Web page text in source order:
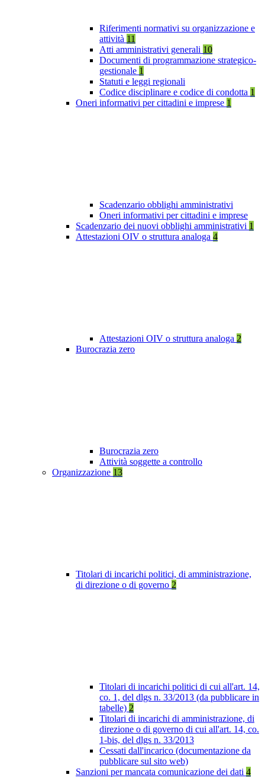
Riferimenti normativi su organizzazione e
attività 11
Atti amministrativi generali 10
Documenti di programmazione strategico-
gestionale 1
Statuti e leggi regionali
Codice disciplinare e codice di condotta 1
Oneri informativi per cittadini e imprese 1
Scadenzario obblighi amministrativi
Oneri informativi per cittadini e imprese
Scadenzario dei nuovi obblighi amministrativi 1
Attestazioni OIV o struttura analoga 4
Attestazioni OIV o struttura analoga 2
Burocrazia zero
Burocrazia zero
Attività soggette a controllo
Organizzazione 13
Titolari di incarichi politici, di amministrazione,
di direzione o di governo 2
Titolari di incarichi politici di cui all'art. 14,
co. 1, del dlgs n. 33/2013 (da pubblicare in
tabelle) 2
Titolari di incarichi di amministrazione, di
direzione o di governo di cui all'art. 14, co.
1-bis, del dlgs n. 33/2013
Cessati dall'incarico (documentazione da
pubblicare sul sito web)
Sanzioni per mancata comunicazione dei dati 4